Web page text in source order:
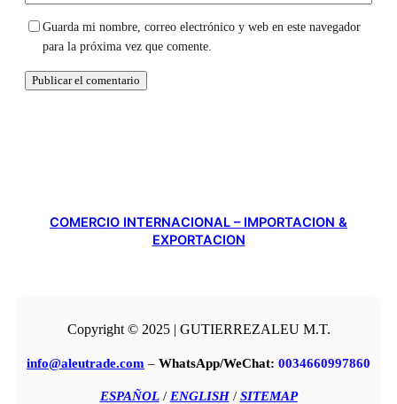
Guarda mi nombre, correo electrónico y web en este navegador
para la próxima vez que comente.
COMERCIO INTERNACIONAL – IMPORTACION &
EXPORTACION
Copyright © 2025 | GUTIERREZALEU M.T.
info@aleutrade.com – WhatsApp/WeChat: 0034660997860
ESPAÑOL/ ENGLISH/ SITEMAP